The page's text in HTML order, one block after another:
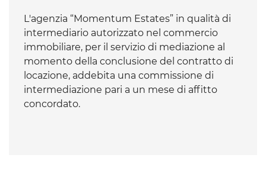
L'agenzia “Momentum Estates” in qualità di
intermediario autorizzato nel commercio
immobiliare, per il servizio di mediazione al
momento della conclusione del contratto di
locazione, addebita una commissione di
intermediazione pari a un mese di affitto
concordato.